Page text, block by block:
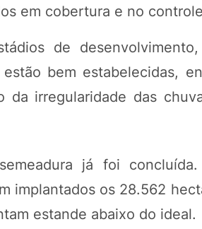
em cobertura e no
de
bem estabelecidas,
irregularidade das
já foi
implantados os 28.562
estande abaixo do ideal.